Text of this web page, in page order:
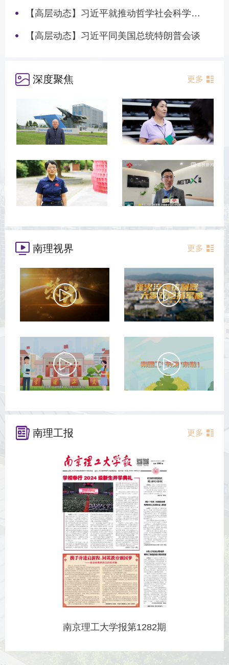
【高层动态】习近平就推动哲学社会科学高质量发展作出重要指示
【高层动态】习近平同美国总统特朗普会谈
深度聚焦 更多
南理视界 更多
南理工报 更多
南京理工大学报第1282期